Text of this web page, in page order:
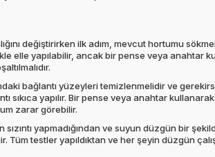
değiştirirken ilk adım, mevcut hortumu
elle yapılabilir, ancak bir pense veya anahtar
bağlantı yüzeyleri temizlenmelidir ve
sıkıca yapılır. Bir pense veya anahtar
zarar görebilir.
yapmadığından ve suyun düzgün bir
Tüm testler yapıldıktan ve her şeyin düzgün